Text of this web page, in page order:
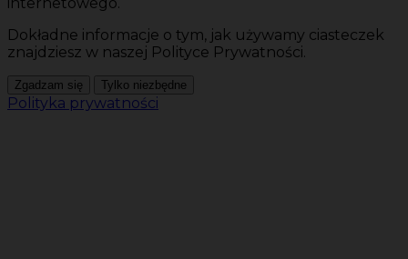
Dokładne informacje o tym, jak używamy ciasteczek
znajdziesz w naszej Polityce Prywatności.
Zgadzam się Tylko niezbędne
Polityka prywatności